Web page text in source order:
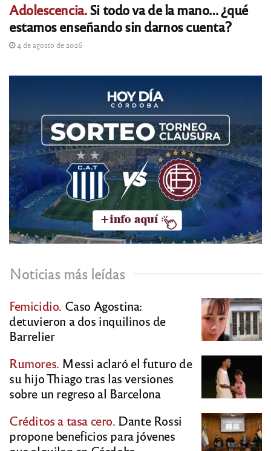
Adolescencia.Si todo va de la mano… ¿qué
estamos enseñando sin darnos cuenta?
4 de agosto de 2026
Noticias más leídas
Femicidio. Caso Agostina:
detuvieron a dos inquilinos de
Barrelier
Rumores. Messi aclaró el futuro de
su hijo Thiago tras las versiones
sobre un regreso al Barcelona
Créditos a tasa cero. Dante Rossi
propone beneficios para jóvenes